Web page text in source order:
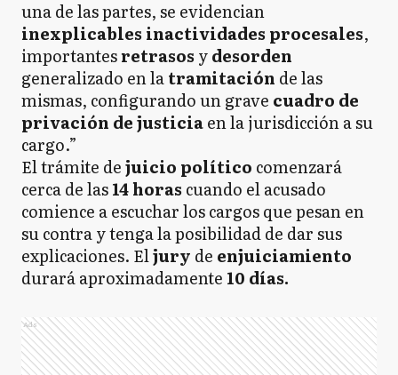
una de las partes, se evidencian
inexplicables inactividades procesales,
importantesretrasos ydesorden
generalizado en latramitación de las
mismas, configurando un grave cuadro de
privación de justiciaen la jurisdicción a su
cargo.”
El trámite dejuicio político comenzará
cerca de las14 horas cuando el acusado
comience a escuchar los cargos que pesan en
su contra y tenga la posibilidad de dar sus
explicaciones. Eljury de enjuiciamiento
durará aproximadamente 10 días.
Ads